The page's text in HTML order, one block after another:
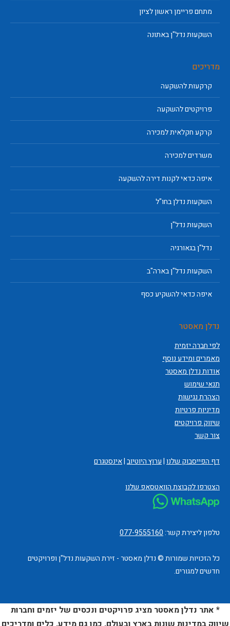
מתחם פריימן ראשון לציון
השקעות נדל"ן באתונה
מדריכים
קרקעות להשקעה
פרויקטים להשקעה
קרקע חקלאית למכירה
משרדים למכירה
איפה כדאי לקנות דירה להשקעה
השקעות נדלן בחו"ל
השקעות נדל"ן
נדל"ן בגאורגיה
השקעות נדל"ן בארה"ב
איפה כדאי להשקיע כסף
נדלן מאסטר
לפי חברה יזמית
מאמרים ומידע נוסף
אודות נדלן מאסטר
תנאי שימוש
הצהרת נגישות
מדיניות פרטיות
שיווק פרויקטים
צור קשר
דף הפייסבוק שלנו|ערוץ היוטיוב|אינסטגרם
הצטרפו לקבוצת הוואטסאפ שלנו
טלפון ליצירת קשר:077-9555160
כל הזכויות שמורות © נדלן מאסטר - זירת השקעות נדל"ן ופרויקטים
חדשים למגורים.
* אתר נדלן מאסטר מציג פרויקטים ונכסים של יזמים וחברות